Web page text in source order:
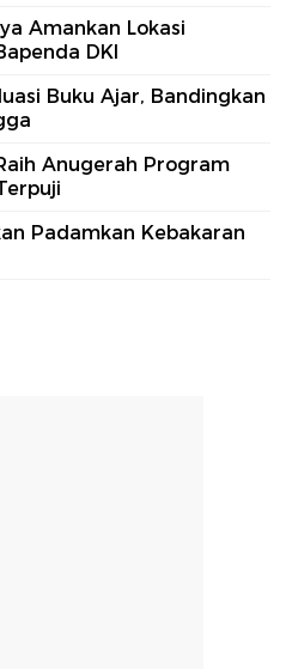
Amankan Lokasi
DKI
Buku Ajar, Bandingkan
Anugerah Program
Padamkan Kebakaran